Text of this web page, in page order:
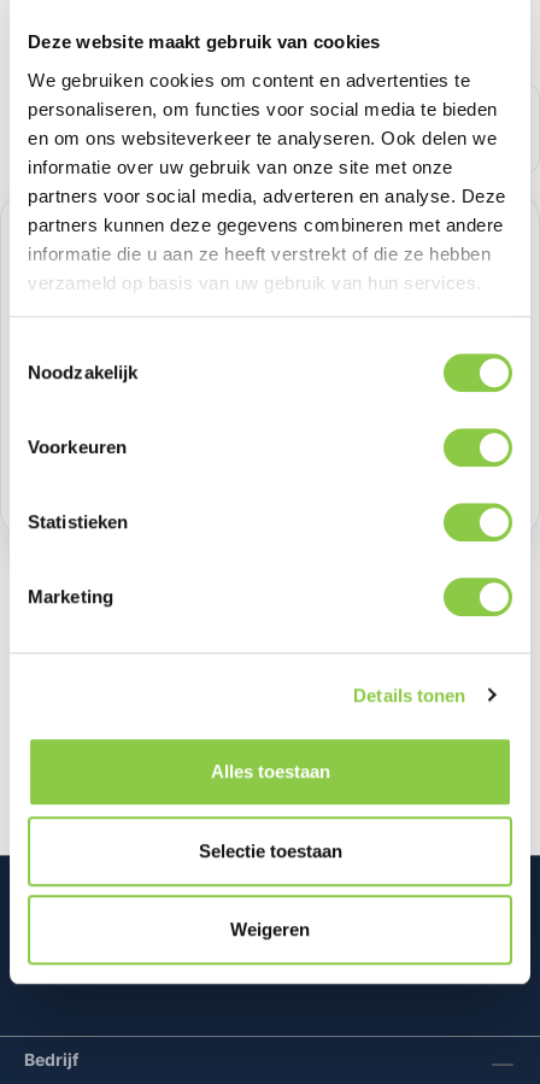
Deze website maakt gebruik van cookies
We gebruiken cookies om content en advertenties te
personaliseren, om functies voor social media te bieden
en om ons websiteverkeer te analyseren. Ook delen we
informatie over uw gebruik van onze site met onze
partners voor social media, adverteren en analyse. Deze
partners kunnen deze gegevens combineren met andere
informatie die u aan ze heeft verstrekt of die ze hebben
verzameld op basis van uw gebruik van hun services.
Noodzakelijk
Voorkeuren
Statistieken
Marketing
Details tonen
Alles toestaan
Selectie toestaan
Weigeren
Normale prijs:
€ 20,65
Prijzen excl. BTW
Producthoeveelheid: Voer de
Productnummer:
Beschrijving
De Klik&Klaar hoezen voor de nieuwe Odido
Bedrijf